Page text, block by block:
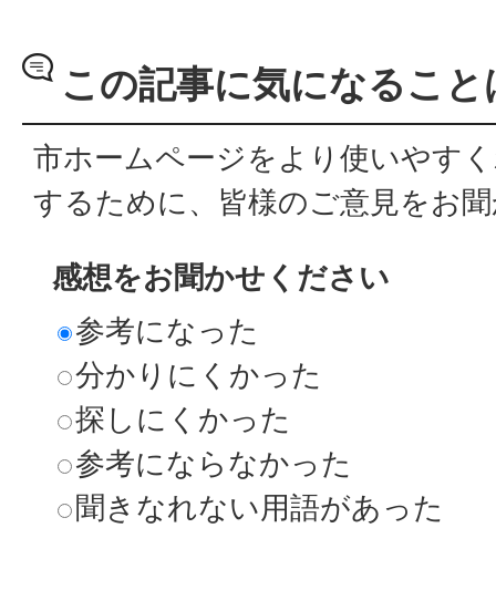
この記事に気になるこ
市ホームページをより使いやす
するために、皆様のご意見をお
感想をお聞かせください
参考になった
分かりにくかった
探しにくかった
参考にならなかった
聞きなれない用語があった